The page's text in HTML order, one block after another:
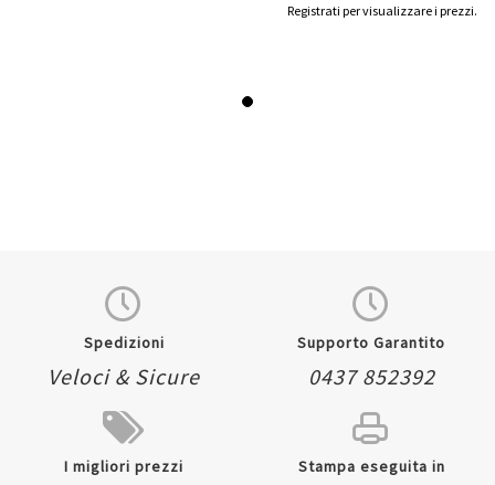
Registrati per visualizzare i prezzi.
Spedizioni
Veloci & Sicure
Supporto Garantito
0437 852392
I migliori prezzi Stampa eseguita in